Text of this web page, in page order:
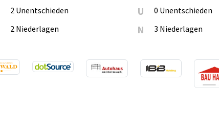
2 Unentschieden
2 Niederlagen
U 0 Unentschieden
N 3 Niederlagen